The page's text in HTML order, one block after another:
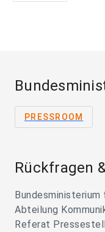
PRESSROOM
Rückfragen
Bundesministerium
Abteilung
Referat